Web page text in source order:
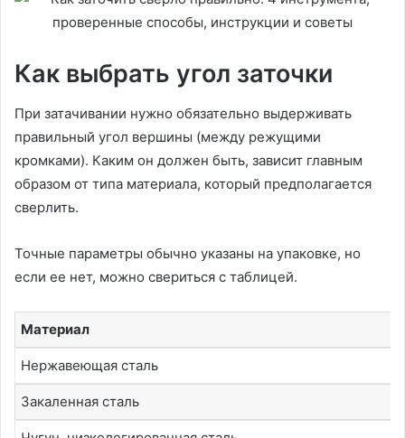
Как выбрать угол заточки
При затачивании нужно обязательно выдерживать
правильный угол вершины (между режущими
кромками). Каким он должен быть, зависит главным
образом от типа материала, который предполагается
сверлить.
Точные параметры обычно указаны на упаковке, но
если ее нет, можно свериться с таблицей.
Материал
Нержавеющая сталь
Закаленная сталь